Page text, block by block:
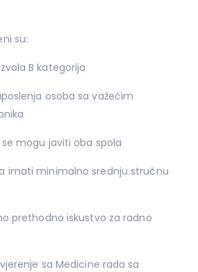
su:
B kategorija
osoba sa važećim
javiti oba spola
minimalno srednju stručnu
iskustvo za radno
sa Medicine rada sa